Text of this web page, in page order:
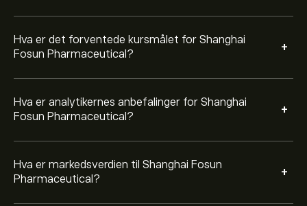
Hva er det forventede kursmålet for Shanghai
Fosun Pharmaceutical?
+
Hva er analytikernes anbefalinger for Shanghai
Fosun Pharmaceutical?
+
Hva er markedsverdien til Shanghai Fosun
Pharmaceutical?
+